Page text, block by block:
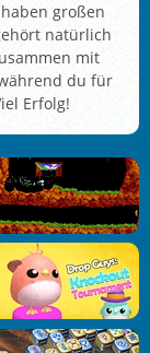
großen
natürlich
mit
du für
Erfolg!